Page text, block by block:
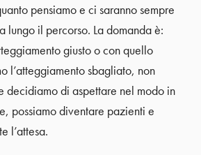
pensiamo e ci saranno sempre
lungo il percorso. La domanda è:
giusto o con quello
l’atteggiamento sbagliato, non
decidiamo di aspettare nel modo in
possiamo diventare pazienti e
l’attesa.